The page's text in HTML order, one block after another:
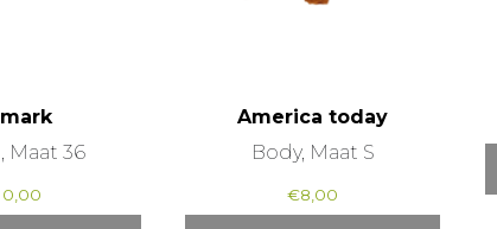
Maat 36
America today
Body, Maat S
€8,00